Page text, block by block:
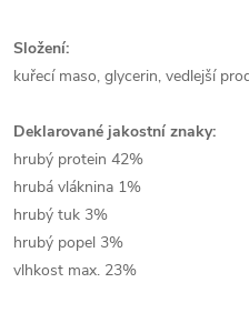
Složení:
kuřecí maso, glycerin, vedlejší
Deklarované jakostní znaky:
hrubý protein 42%
hrubá vláknina 1%
hrubý tuk 3%
hrubý popel 3%
vlhkost max. 23%